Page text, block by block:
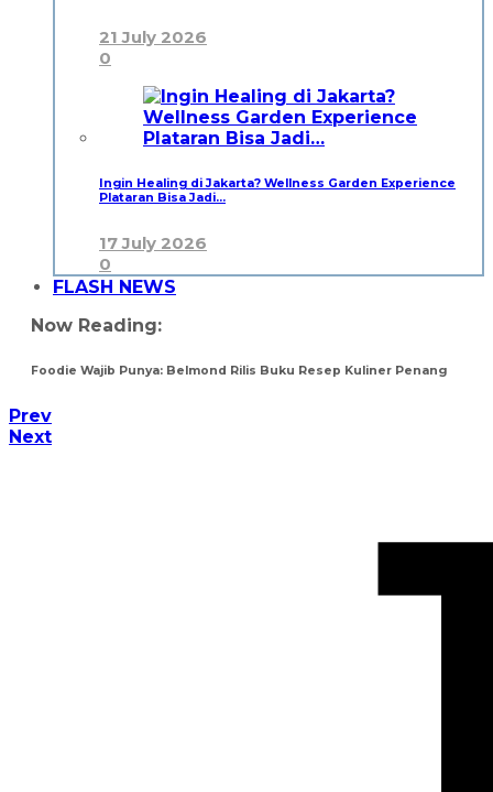
21 July 2026
0
Ingin Healing di Jakarta? Wellness Garden Experience
Plataran Bisa Jadi…
17 July 2026
0
FLASH NEWS
Now Reading:
Foodie Wajib Punya: Belmond Rilis Buku Resep Kuliner Penang
Prev
Next